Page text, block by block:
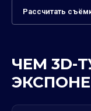
Рассчитать
ЧЕМ 3D-